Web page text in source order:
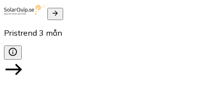
Pristrend 3 mån